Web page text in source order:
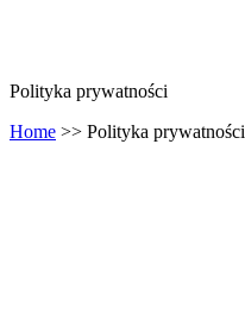
Polityka prywatności
Home >> Polityka prywatności